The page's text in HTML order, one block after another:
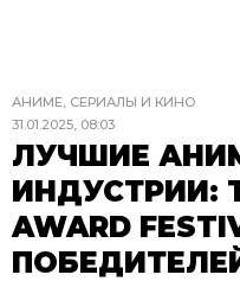
АНИМЕ, СЕРИАЛЫ И КИНО
31.01.2025, 08:03
ЛУЧШИЕ
ИНДУСТРИИ:
AWARD